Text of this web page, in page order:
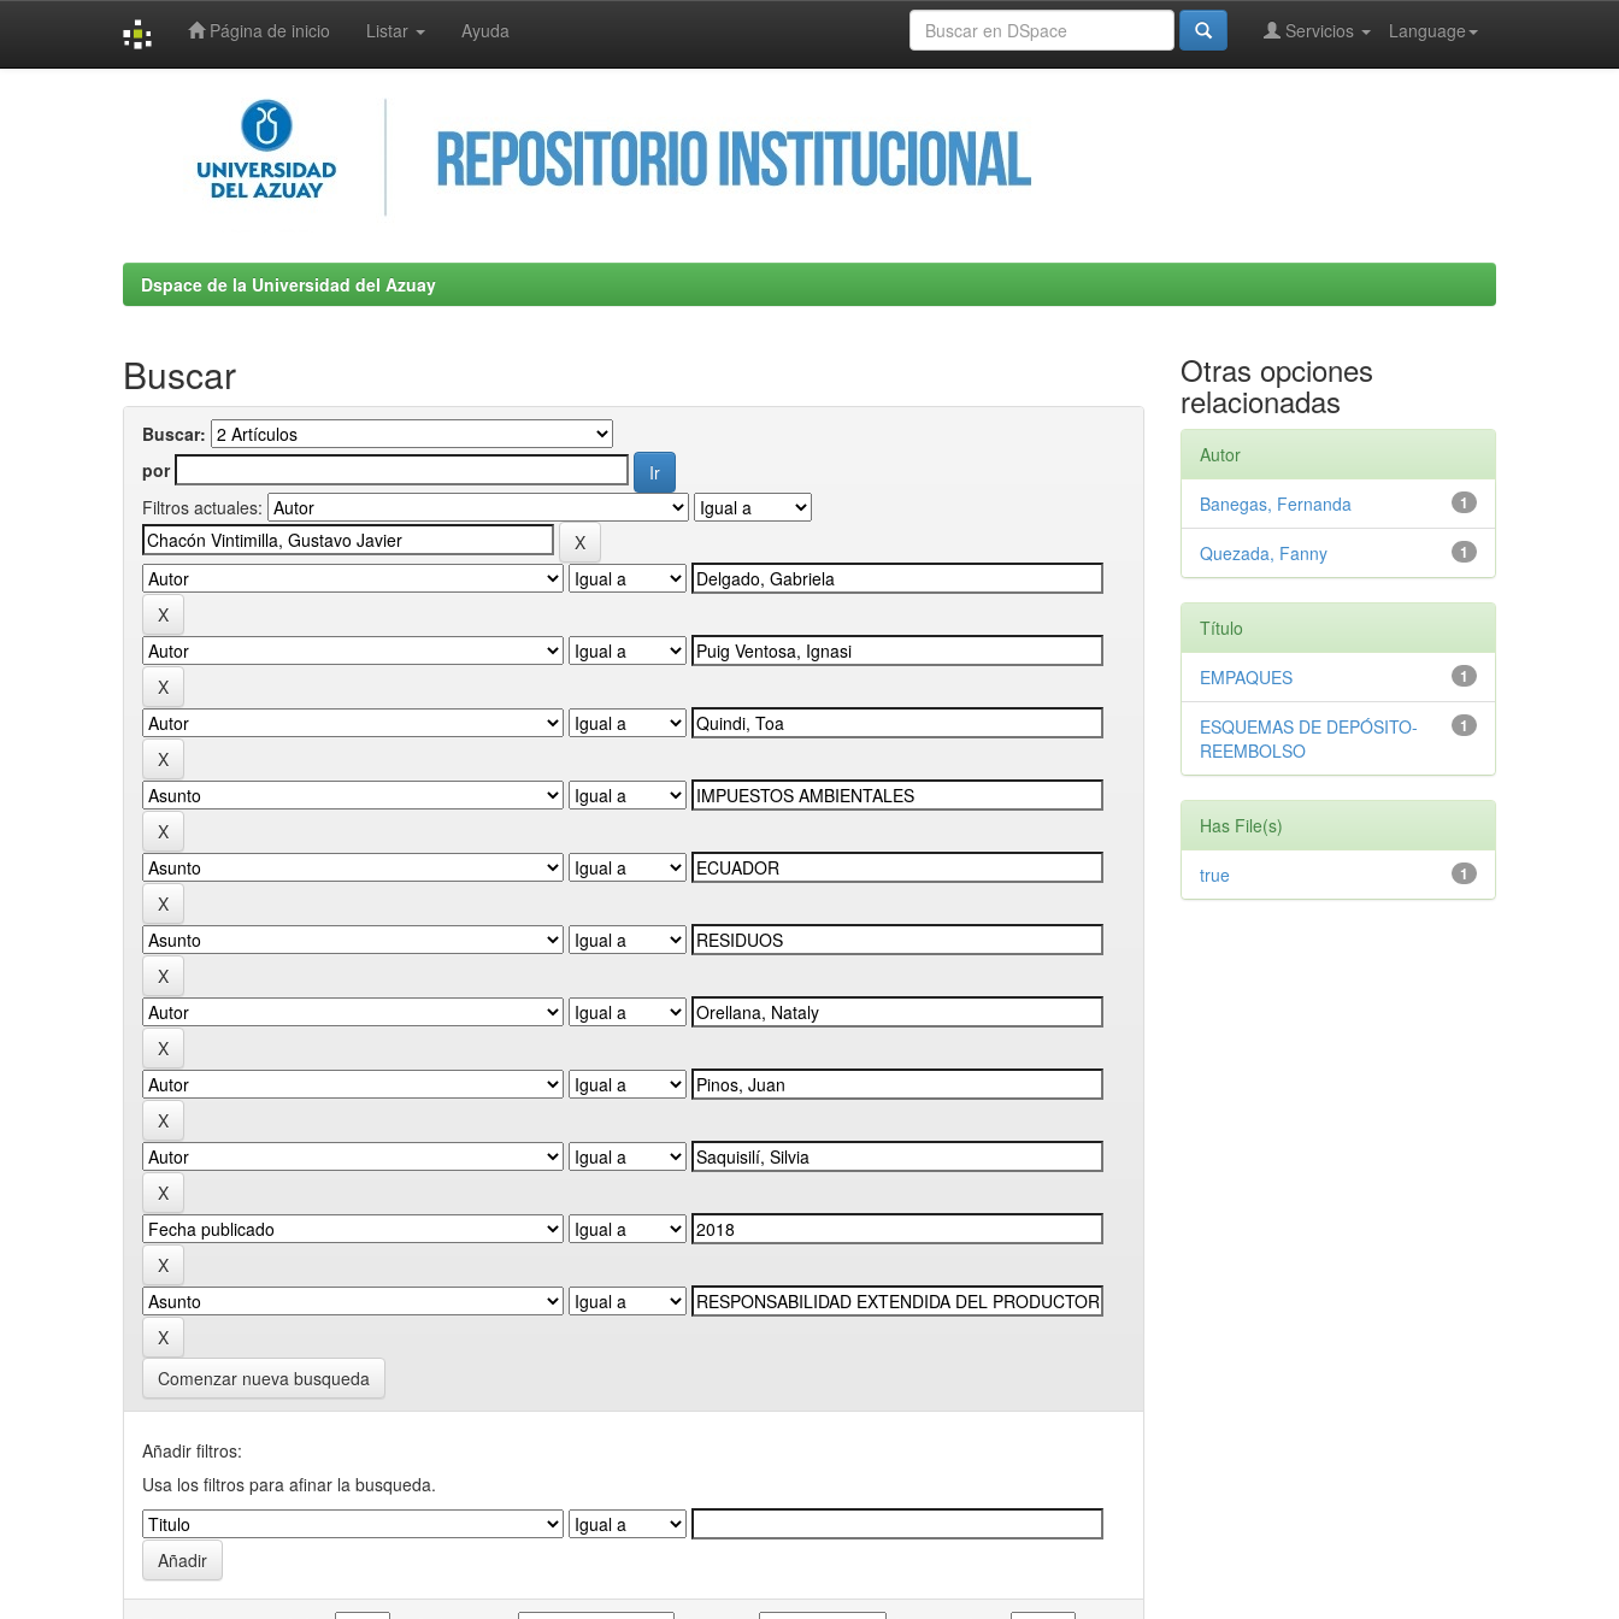
Página de inicio Listar Ayuda Language
Servicios
Dspace de la Universidad del Azuay
Buscar
Buscar:
por
Filtros actuales:
Comenzar nueva busqueda
Añadir filtros:
Usa los filtros para afinar la busqueda.
Otras opciones
relacionadas
Autor
1
Banegas, Fernanda
1
Quezada, Fanny
Título
1
EMPAQUES
1
ESQUEMAS DE DEPÓSITO-
REEMBOLSO
Has File(s)
1
true